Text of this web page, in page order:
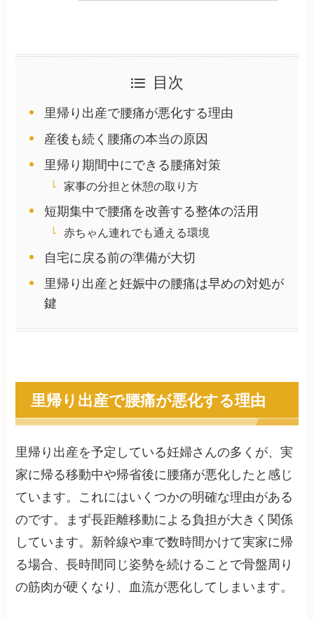
目次
里帰り出産で腰痛が悪化する理由
産後も続く腰痛の本当の原因
里帰り期間中にできる腰痛対策
家事の分担と休憩の取り方
短期集中で腰痛を改善する整体の活用
赤ちゃん連れでも通える環境
自宅に戻る前の準備が大切
里帰り出産と妊娠中の腰痛は早めの対処が
鍵
里帰り出産で腰痛が悪化する理由
里帰り出産を予定している妊婦さんの多くが、実
家に帰る移動中や帰省後に腰痛が悪化したと感じ
ています。これにはいくつかの明確な理由がある
のです。まず長距離移動による負担が大きく関係
しています。新幹線や車で数時間かけて実家に帰
る場合、長時間同じ姿勢を続けることで骨盤周り
の筋肉が硬くなり、血流が悪化してしまいます。